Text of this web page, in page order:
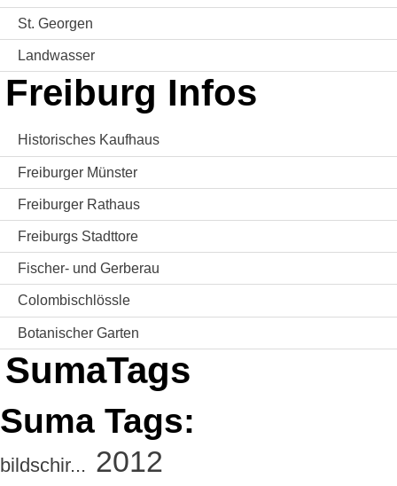
St. Georgen
Landwasser
Freiburg Infos
Historisches Kaufhaus
Freiburger Münster
Freiburger Rathaus
Freiburgs Stadttore
Fischer- und Gerberau
Colombischlössle
Botanischer Garten
SumaTags
Suma Tags:
bildschir... 2012